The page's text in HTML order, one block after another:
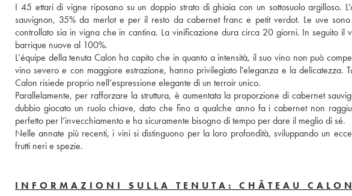
I 45 ettari di vigne riposano su un doppio strato di ghiaia con un sottosuolo argilloso.
sauvignon, 35% da merlot e per il resto da cabernet franc e petit verdot. Le uve
controllato sia in vigna che in cantina. La vinificazione dura circa 20 giorni. In seguito
barrique nuove al 100%.
L’équipe della tenuta Calon ha capito che in quanto a intensità, il suo vino non può
vino severo e con maggiore estrazione, hanno privilegiato l'eleganza e la delicatezza.
Calon risiede proprio nell’espressione elegante di un terroir unico.
Parallelamente, per rafforzare la struttura, è aumentata la proporzione di cabernet
dubbio giocato un ruolo chiave, dato che fino a qualche anno fa i cabernet non
perfetto per l’invecchiamento e ha sicuramente bisogno di tempo per dare il meglio di sé.
Nelle annate più recenti, i vini si distinguono per la loro profondità, sviluppando un
frutti neri e spezie.
INFORMAZIONI SULLA TENUTA: CHÂTEAU